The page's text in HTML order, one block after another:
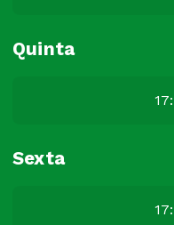
Quinta
Sexta